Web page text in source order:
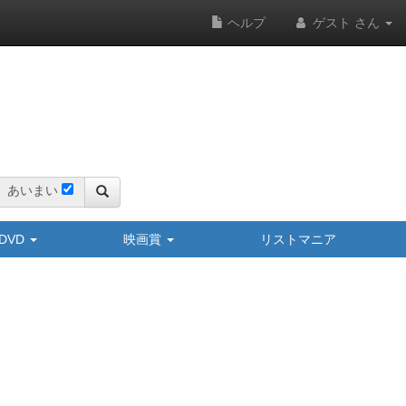
ヘルプ ゲスト さん
あいまい
映画賞 リストマニア